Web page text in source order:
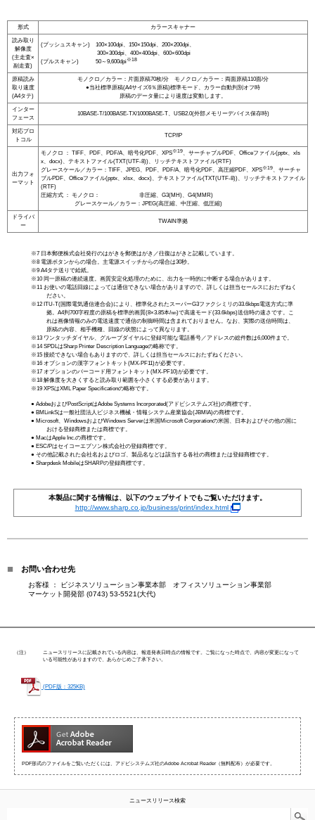
形式 カラースキャナー
読み取り
解像度
(主走査×
副走査)
(プッシュスキャン) 100×100dpi、150×150dpi、200×200dpi、
300×300dpi、400×400dpi、600×600dpi
(プルスキャン) 50～9,600dpi※18
原稿読み
取り速度
(A4タテ)
モノクロ／カラー：片面原稿70枚/分 モノクロ／カラー：両面原稿110面/分
●当社標準原稿(A4サイズ6％原稿)標準モード、カラー自動判別オフ時
原稿のデータ量により速度は変動します。
インター
フェース
10BASE-T/100BASE-TX/1000BASE-T、USB2.0(外部メモリーデバイス保存時)
対応プロ
トコル
TCP/IP
出力フォ
ーマット
モノクロ ： TIFF、PDF、PDF/A、暗号化PDF、XPS※19、サーチャブルPDF、Officeファイル(pptx、xls
x、docx)、テキストファイル(TXT(UTF-8))、リッチテキストファイル(RTF)
グレースケール／カラー：TIFF、JPEG、PDF、PDF/A、暗号化PDF、高圧縮PDF、XPS※19、サーチャ
ブルPDF、Officeファイル(pptx、xlsx、docx)、テキストファイル(TXT(UTF-8))、リッチテキストファイル
(RTF)
圧縮方式 ： モノクロ： 非圧縮、G3(MH)、G4(MMR)
グレースケール／カラー：JPEG(高圧縮、中圧縮、低圧縮)
ドライバ
ー
TWAIN準拠
※7 日本郵便株式会社発行のはがきを郵便はがき／往復はがきと記載しています。
※8 電源ボタンからの場合。主電源スイッチからの場合は30秒。
※9 A4タテ送りで給紙。
※10 同一原稿の連続速度。画質安定化処理のために、出力を一時的に中断する場合があります。
※11 お使いの電話回線によっては通信できない場合がありますので、詳しくは担当セールスにおたずねく
ださい。
※12 ITU-T(国際電気通信連合会)により、標準化されたスーパーG3ファクシミリの33.6kbps電送方式に準
拠。A4判700字程度の原稿を標準的画質(8×3.85本/㎜)で高速モード(33.6kbps)送信時の速さです。こ
れは画像情報のみの電送速度で通信の制御時間は含まれておりません。なお、実際の送信時間は、
原稿の内容、相手機種、回線の状態によって異なります。
※13 ワンタッチダイヤル、グループダイヤルに登録可能な電話番号／アドレスの総件数は6,000件まで。
※14 SPDLはSharp Printer Description Languageの略称です。
※15 接続できない場合もありますので、詳しくは担当セールスにおたずねください。
※16 オプションの漢字フォントキット(MX-PF11)が必要です。
※17 オプションのバーコード用フォントキット(MX-PF10)が必要です。
※18 解像度を大きくすると読み取り範囲を小さくする必要があります。
※19 XPSはXML Paper Specificationの略称です。
● AdobeおよびPostScriptはAdobe Systems Incorporated(アドビシステムズ社)の商標です。
● BMLinkSは一般社団法人ビジネス機械・情報システム産業協会(JBMIA)の商標です。
● Microsoft、WindowsおよびWindows Serverは米国Microsoft Corporationの米国、日本およびその他の国に
おける登録商標または商標です。
● MacはApple Inc.の商標です。
● ESC/Pはセイコーエプソン株式会社の登録商標です。
● その他記載された会社名およびロゴ、製品名などは該当する各社の商標または登録商標です。
● Sharpdesk MobileはSHARPの登録商標です。
本製品に関する情報は、以下のウェブサイトでもご覧いただけます。
http://www.sharp.co.jp/business/print/index.html
■ お問い合わせ先
お客様 ： ビジネスソリューション事業本部 オフィスソリューション事業部
マーケット開発部 (0743) 53-5521(大代)
（注）
ニュースリリースに記載されている内容は、報道発表日時点の情報です。ご覧になった時点で、内容が変更になって
いる可能性がありますので、あらかじめご了承下さい。
(PDF版：325KB)
PDF形式のファイルをご覧いただくには、アドビシステムズ社のAdobe Acrobat Reader（無料配布）が必要です。
ニュースリリース検索